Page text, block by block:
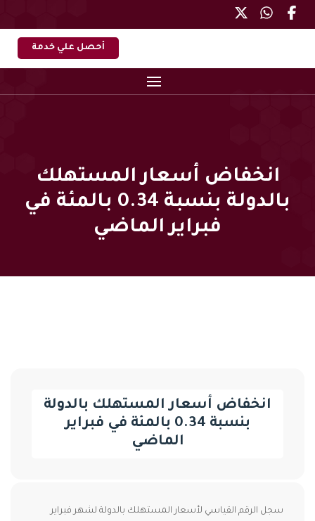
أحصل علي خدمة
انخفاض أسعار المستهلك
بالدولة بنسبة 0.34 بالمئة في
فبراير الماضي
انخفاض أسعار المستهلك بالدولة
بنسبة 0.34 بالمئة في فبراير
الماضي
سجل الرقم القياسي لأسعار المستهلك بالدولة لشهر فبراير